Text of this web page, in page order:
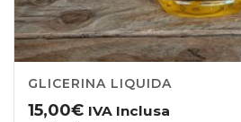
GLICERINA LIQUIDA
15,00€ IVA Inclusa